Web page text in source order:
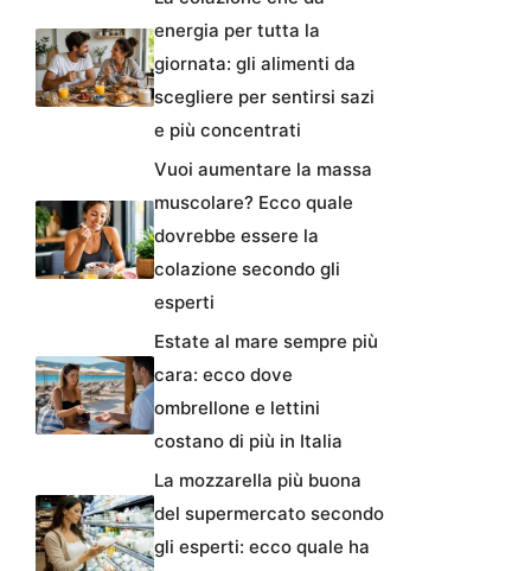
energia per tutta la
giornata: gli alimenti da
scegliere per sentirsi sazi
e più concentrati
Vuoi aumentare la massa
muscolare? Ecco quale
dovrebbe essere la
colazione secondo gli
esperti
Estate al mare sempre più
cara: ecco dove
ombrellone e lettini
costano di più in Italia
La mozzarella più buona
del supermercato secondo
gli esperti: ecco quale ha